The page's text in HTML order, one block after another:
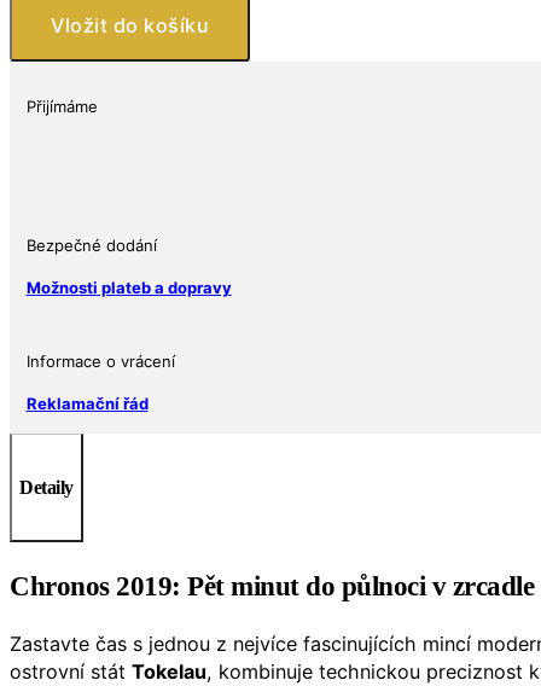
mince
1
oz
Proof-
SilverTowne
Vložit do košíku
Přijímáme
Bezpečné dodání
Možnosti plateb a dopravy
Informace o vrácení
Reklamační řád
Detaily
Chronos 2019: Pět minut do půlnoci v zrcadle
Zastavte čas s jednou z nejvíce fascinujících mincí
ostrovní stát Tokelau, kombinuje technickou preciznost